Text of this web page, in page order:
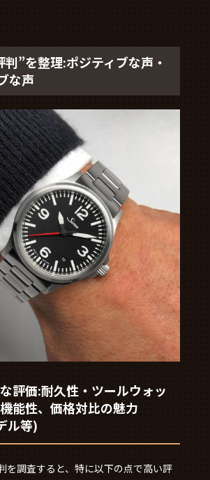
”を整理:ポジティブな声・
な声
評価:耐久性・ツールウォッ
能性、価格対比の魅力
ル等)
を調査すると、特に以下の点で高い評